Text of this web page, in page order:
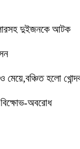
দুইজনকে আটক
হলো
বিক্ষোভ-অবরোধ